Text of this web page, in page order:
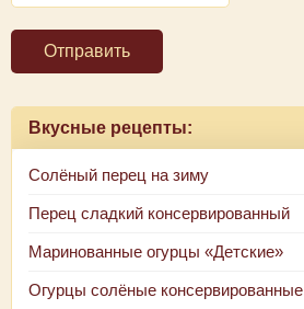
Отправить
Вкусные рецепты:
Солёный перец на зиму
Перец сладкий консервированный
Маринованные огурцы «Детские»
Огурцы солёные консервированные